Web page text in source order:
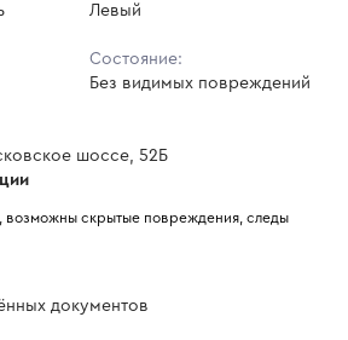
Левый
Состояние:
Без видимых повреждений
шоссе, 52Б
возможны скрытые повреждения, следы
документов